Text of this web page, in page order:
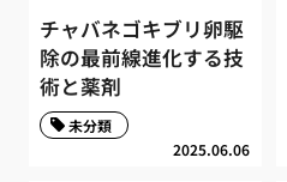
チャバネゴキブリ卵駆
除の最前線進化する技
術と薬剤
2025.06.06
未分類